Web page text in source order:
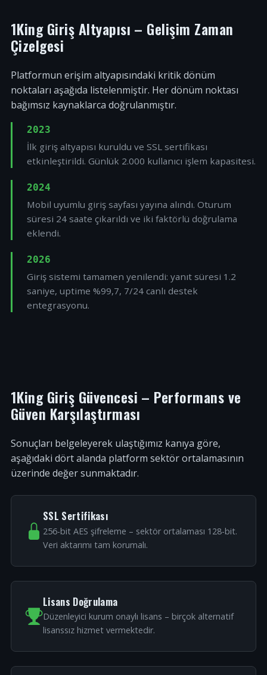
1King Giriş Altyapısı – Gelişim Zaman
Çizelgesi
Platformun erişim altyapısındaki kritik dönüm
noktaları aşağıda listelenmiştir. Her dönüm noktası
bağımsız kaynaklarca doğrulanmıştır.
2023
İlk giriş altyapısı kuruldu ve SSL sertifikası
etkinleştirildi. Günlük 2.000 kullanıcı işlem kapasitesi.
2024
Mobil uyumlu giriş sayfası yayına alındı. Oturum
süresi 24 saate çıkarıldı ve iki faktörlü doğrulama
eklendi.
2026
Giriş sistemi tamamen yenilendi: yanıt süresi 1.2
saniye, uptime %99,7, 7/24 canlı destek
entegrasyonu.
1King Giriş Güvencesi – Performans ve
Güven Karşılaştırması
Sonuçları belgeleyerek ulaştığımız kanıya göre,
aşağıdaki dört alanda platform sektör ortalamasının
üzerinde değer sunmaktadır.
SSL Sertifikası
256-bit AES şifreleme – sektör ortalaması 128-bit.
Veri aktarımı tam korumalı.
Lisans Doğrulama
Düzenleyici kurum onaylı lisans – birçok alternatif
lisanssız hizmet vermektedir.